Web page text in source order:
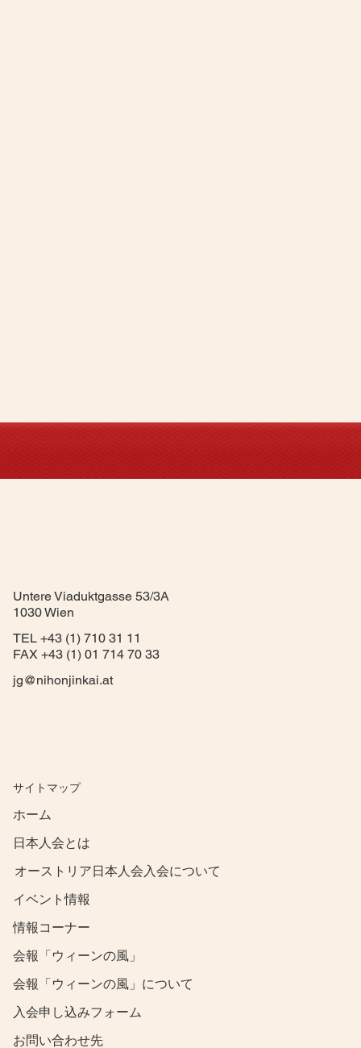
Untere Viaduktgasse 53/3A
1030 Wien
TEL +43 (1) 710 31 11
FAX +43 (1) 01 714 70 33
jg@nihonjinkai.at
​サイトマップ
​ホーム
日本人会とは
オーストリア日本人会入会について
​イベント情報
情報コーナー
会報「ウィーンの風」
会報「ウィーンの風」について
​入会申し込みフォーム
​お問い合わせ先